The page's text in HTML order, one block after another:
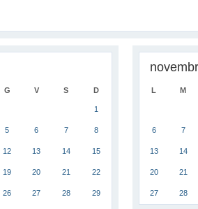
G V S D
1
5 6 7 8
12 13 14 15
19 20 21 22
26 27 28 29
L M
6 7
13 14
20 21
27 28